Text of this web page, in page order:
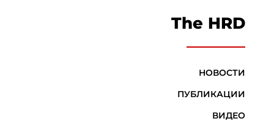
The HRD
НОВОСТИ
ПУБЛИКАЦИИ
ВИДЕО